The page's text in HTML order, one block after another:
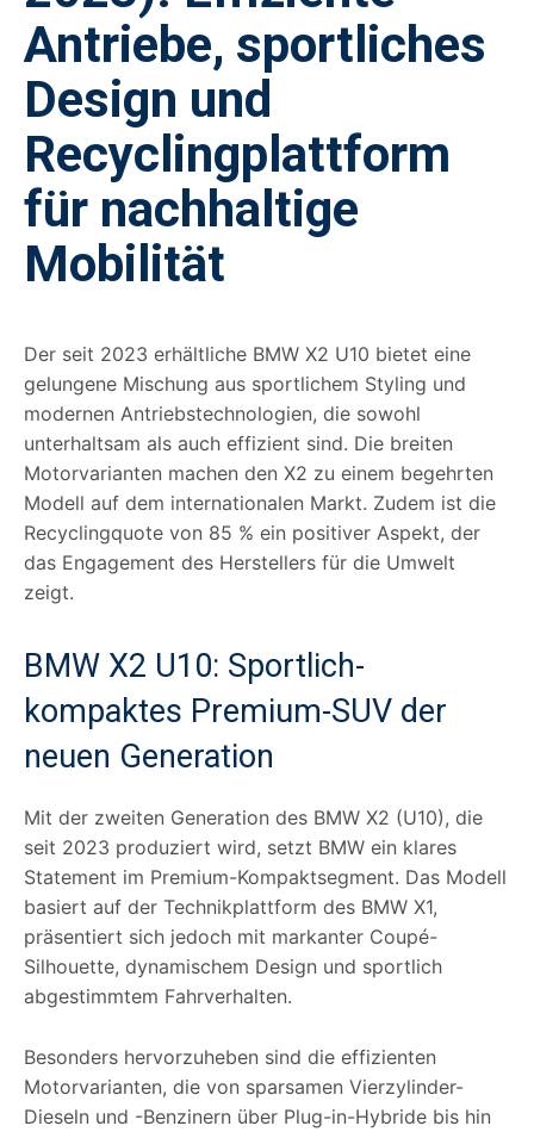
Antriebe, sportliches
Design und
Recyclingplattform
für nachhaltige
Mobilität
Der seit 2023 erhältliche BMW X2 U10 bietet eine
gelungene Mischung aus sportlichem Styling und
modernen Antriebstechnologien, die sowohl
unterhaltsam als auch effizient sind. Die breiten
Motorvarianten machen den X2 zu einem begehrten
Modell auf dem internationalen Markt. Zudem ist die
Recyclingquote von 85 % ein positiver Aspekt, der
das Engagement des Herstellers für die Umwelt
zeigt.
BMW X2 U10: Sportlich-
kompaktes Premium-SUV der
neuen Generation
Mit der zweiten Generation des BMW X2 (U10), die
seit 2023 produziert wird, setzt BMW ein klares
Statement im Premium-Kompaktsegment. Das Modell
basiert auf der Technikplattform des BMW X1,
präsentiert sich jedoch mit markanter Coupé-
Silhouette, dynamischem Design und sportlich
abgestimmtem Fahrverhalten.
Besonders hervorzuheben sind die effizienten
Motorvarianten, die von sparsamen Vierzylinder-
Dieseln und -Benzinern über Plug-in-Hybride bis hin